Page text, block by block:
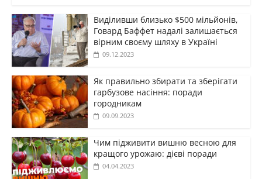
Виділивши близько $500 мільйонів,
Говард Баффет надалі залишається
вірним своєму шляху в Україні
09.12.2023
Як правильно збирати та зберігати
гарбузове насіння: поради
городникам
09.09.2023
Чим підживити вишню весною для
кращого урожаю: дієві поради
04.04.2023